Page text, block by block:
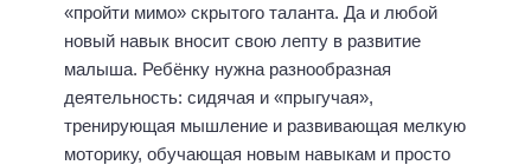
«пройти мимо» скрытого таланта. Да и любой
новый навык вносит свою лепту в развитие
малыша. Ребёнку нужна разнообразная
деятельность: сидячая и «прыгучая»,
тренирующая мышление и развивающая мелкую
моторику, обучающая новым навыкам и просто